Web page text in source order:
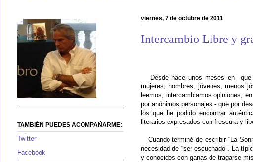
viernes, 7 de octubre de 2011
Intercambio Libre y
Desde hace unos meses en
mujeres, hombres, jóvenes, menos
leemos, intercambiamos opiniones,
por anónimos personajes - que por
los que he podido encontrar
literarios expresados con frescura y
Cuando terminé de escribir “La
necesidad de “ser escuchado”. La
y conocidos con ganas de tragarse
TAMBIÉN PUEDES ACOMPAÑARME:
Twitter
Facebook